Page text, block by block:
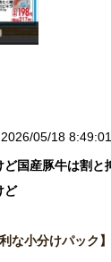
05/18
国産豚牛は割と
ど
な小分けパック